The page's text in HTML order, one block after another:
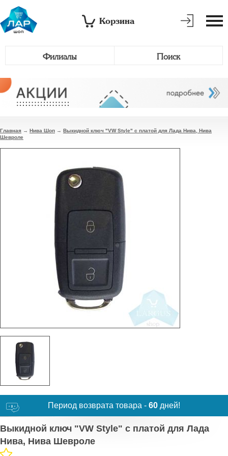
Корзина
Филиалы Поиск
Главная → Нива Шоп → Выкидной ключ "VW Style" с платой для Лада Нива, Нива
Шевроле
Период возврата товара - 60 дней!
Выкидной ключ "VW Style" с платой для Лада
Нива, Нива Шевроле